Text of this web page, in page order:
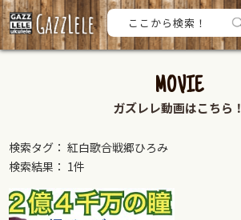
MOVIE
ガズレレ動画はこちら！
検索タグ： 紅白歌合戦郷ひろみ
検索結果： 1件